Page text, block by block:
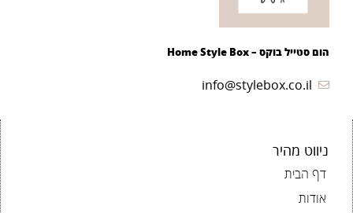
הום סטייל בוקס – Home Style Box
info@stylebox.co.il
ניווט מהיר
דף הבית
אודות